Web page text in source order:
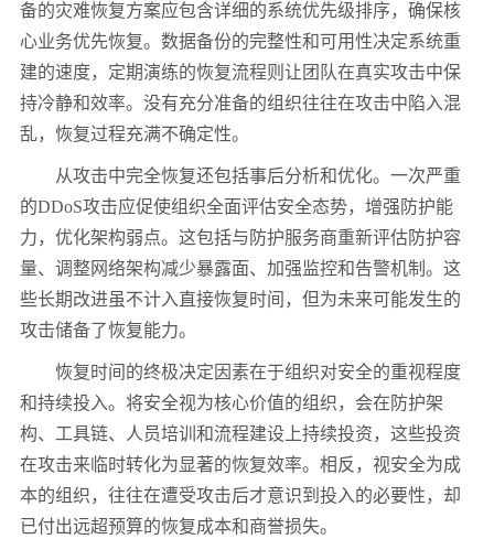
备的灾难恢复方案应包含详细的系统优先级排序，确保核
心业务优先恢复。数据备份的完整性和可用性决定系统重
建的速度，定期演练的恢复流程则让团队在真实攻击中保
持冷静和效率。没有充分准备的组织往往在攻击中陷入混
乱，恢复过程充满不确定性。
从攻击中完全恢复还包括事后分析和优化。一次严重
的DDoS攻击应促使组织全面评估安全态势，增强防护能
力，优化架构弱点。这包括与防护服务商重新评估防护容
量、调整网络架构减少暴露面、加强监控和告警机制。这
些长期改进虽不计入直接恢复时间，但为未来可能发生的
攻击储备了恢复能力。
恢复时间的终极决定因素在于组织对安全的重视程度
和持续投入。将安全视为核心价值的组织，会在防护架
构、工具链、人员培训和流程建设上持续投资，这些投资
在攻击来临时转化为显著的恢复效率。相反，视安全为成
本的组织，往往在遭受攻击后才意识到投入的必要性，却
已付出远超预算的恢复成本和商誉损失。